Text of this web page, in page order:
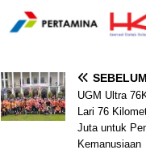
UGM Ultra
Lari 76
Juta untuk
Kemanusiaan